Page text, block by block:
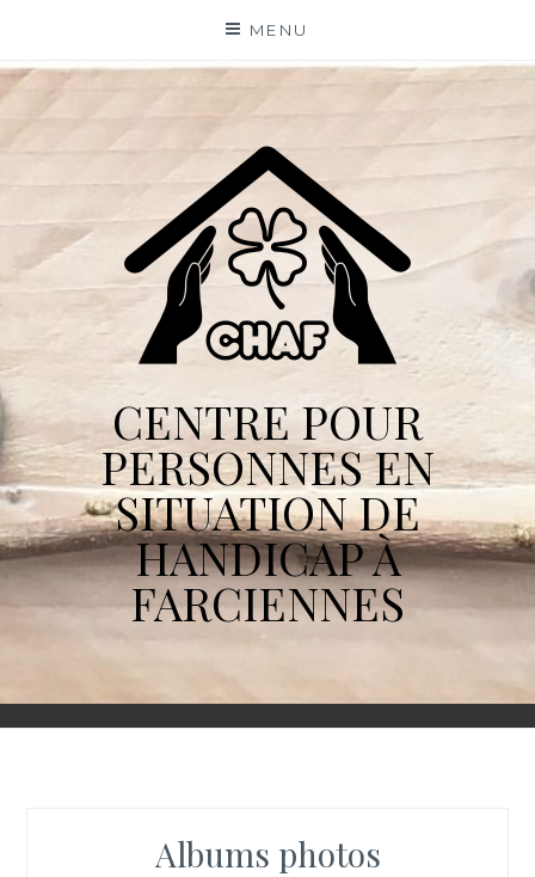
content
MENU
CENTRE POUR
PERSONNES EN
SITUATION DE
HANDICAP À
FARCIENNES
Albums photos